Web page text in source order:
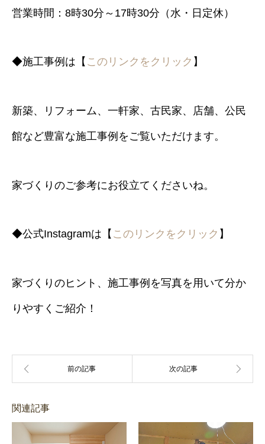
営業時間：8時30分～17時30分（水・日定休）
◆施工事例は【 このリンクをクリック 】
新築、リフォーム、一軒家、古民家、店舗、公民
館など豊富な施工事例をご覧いただけます。
家づくりのご参考にお役立てくださいね。
◆公式Instagramは【 このリンクをクリック 】
家づくりのヒント、施工事例を写真を用いて分か
りやすくご紹介！
関連記事